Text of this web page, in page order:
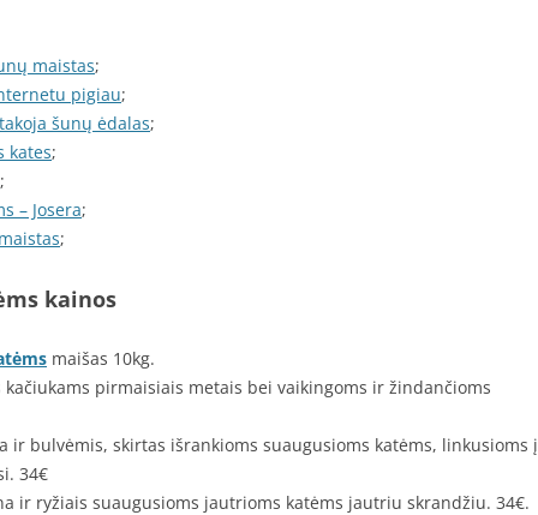
maistas;
pigiau;
šunų ėdalas;
kates;
;
– Josera;
;
kainos
maišas 10kg.
kačiukams pirmaisiais metais bei vaikingoms ir žindančioms
ir bulvėmis, skirtas išrankioms suaugusioms katėms, linkusioms į
34€
ir ryžiais suaugusioms jautrioms katėms jautriu skrandžiu. 34€.